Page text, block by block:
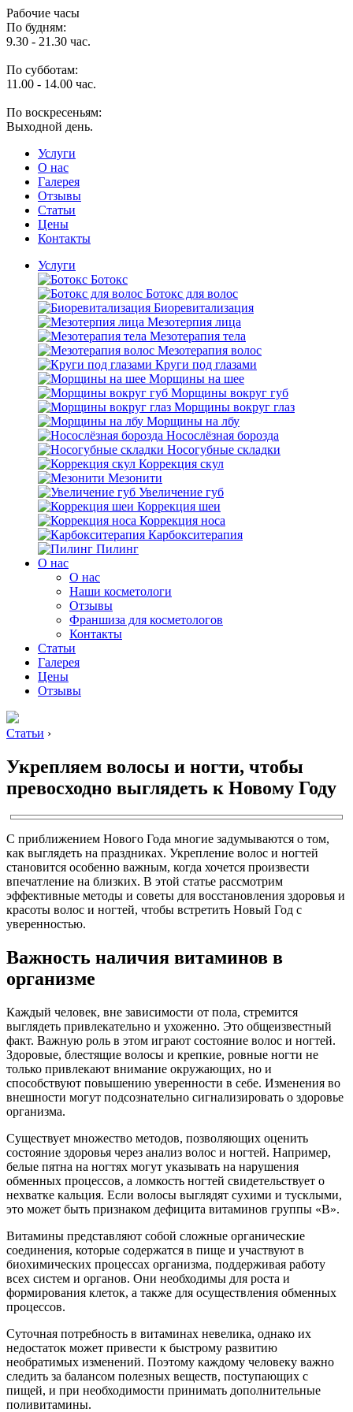
Рабочие часы
По будням:
9.30 - 21.30 час.
По субботам:
11.00 - 14.00 час.
По воскресеньям:
Выходной день.
Услуги
O нас
Галерея
Отзывы
Статьи
Цены
Контакты
Услуги
Ботокс
Ботокс для волос
Биоревитализация
Мезотерпия лица
Мезотерапия тела
Мезотерапия волос
Круги под глазами
Морщины на шее
Морщины вокруг губ
Морщины вокруг глаз
Морщины на лбу
Носослёзная борозда
Носогубные складки
Коррекция скул
Мезонити
Увеличение губ
Коррекция шеи
Коррекция носа
Карбокситерапия
Пилинг
O нас
O нас
Наши косметологи
Отзывы
Франшиза для косметологов
Контакты
Статьи
Галерея
Цены
Отзывы
Статьи ›
Укрепляем волосы и ногти, чтобы
превосходно выглядеть к Новому Году
С приближением Нового Года многие задумываются о том,
как выглядеть на праздниках. Укрепление волос и ногтей
становится особенно важным, когда хочется произвести
впечатление на близких. В этой статье рассмотрим
эффективные методы и советы для восстановления здоровья и
красоты волос и ногтей, чтобы встретить Новый Год с
уверенностью.
Важность наличия витаминов в
организме
Каждый человек, вне зависимости от пола, стремится
выглядеть привлекательно и ухоженно. Это общеизвестный
факт. Важную роль в этом играют состояние волос и ногтей.
Здоровые, блестящие волосы и крепкие, ровные ногти не
только привлекают внимание окружающих, но и
способствуют повышению уверенности в себе. Изменения во
внешности могут подсознательно сигнализировать о здоровье
организма.
Существует множество методов, позволяющих оценить
состояние здоровья через анализ волос и ногтей. Например,
белые пятна на ногтях могут указывать на нарушения
обменных процессов, а ломкость ногтей свидетельствует о
нехватке кальция. Если волосы выглядят сухими и тусклыми,
это может быть признаком дефицита витаминов группы «В».
Витамины представляют собой сложные органические
соединения, которые содержатся в пище и участвуют в
биохимических процессах организма, поддерживая работу
всех систем и органов. Они необходимы для роста и
формирования клеток, а также для осуществления обменных
процессов.
Суточная потребность в витаминах невелика, однако их
недостаток может привести к быстрому развитию
необратимых изменений. Поэтому каждому человеку важно
следить за балансом полезных веществ, поступающих с
пищей, и при необходимости принимать дополнительные
поливитамины.